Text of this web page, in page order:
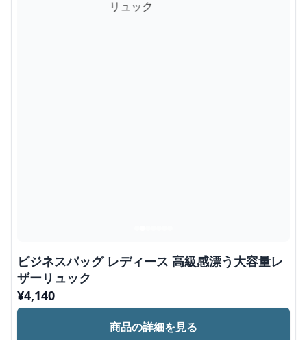
ビジネスバッグ レディース 高級感漂う大容量レ
ザーリュック
¥4,140
商品の詳細を見る